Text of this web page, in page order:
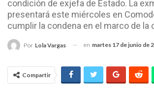
condición de exjefa de Estado. La
presentará este miércoles en
cumplir la condena en el marco de la
Por Lola Vargas en martes 17 de junio de
Compartir